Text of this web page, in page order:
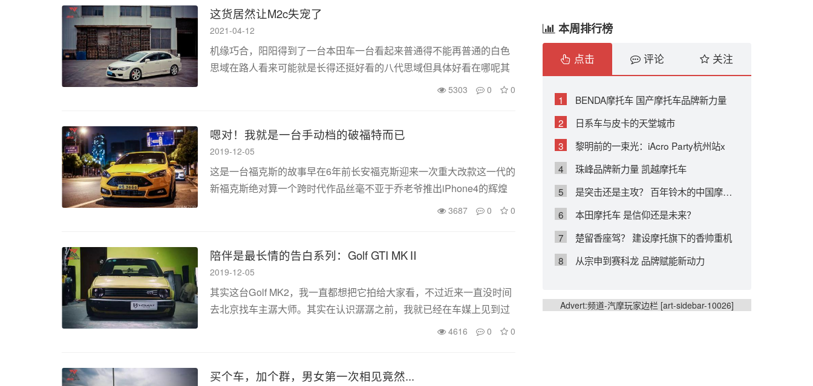
这货居然让M2c失宠了
2021-04-12
机缘巧合，阳阳得到了一台本田车一台看起来普通得不能再普通的白色
思域在路人看来可能就是长得还挺好看的八代思域但具体好看在哪呢其
实也无所说起而在玩车人眼中最多的一句话就是：你这台思铭改得还蛮
5303 0 0
嗯对！我就是一台手动档的破福特而已
2019-12-05
这是一台福克斯的故事早在6年前长安福克斯迎来一次重大改款这一代的
新福克斯绝对算一个跨时代作品丝毫不亚于乔老爷推出iPhone4的辉煌
那么今天的主角就是福克斯的性能版本：福克斯ST~！！！说到这里，
3687 0 0
陪伴是最长情的告白系列：Golf GTI MKⅡ
2019-12-05
其实这台Golf MK2，我一直都想把它拍给大家看，不过近来一直没时间
去北京找车主潺大师。其实在认识潺潺之前，我就已经在车媒上见到过
这台车。机缘巧合的是潺潺刚好是一名速降车手，在有一年崇礼比赛之
4616 0 0
买个车，加个群，男女第一次相见竟然...
本周排行榜
点击 评论 关注
1
BENDA摩托车 国产摩托车品牌新力量
2
日系车与皮卡的天堂城市
3
黎明前的一束光：iAcro Party杭州站x
4
珠峰品牌新力量 凯越摩托车
5
是突击还是主攻？ 百年铃木的中国摩托车之路
6
本田摩托车 是信仰还是未来？
7
楚留香座驾？ 建设摩托旗下的香帅重机
8
从宗申到赛科龙 品牌赋能新动力
Advert:频道-汽摩玩家边栏 [art-sidebar-10026]